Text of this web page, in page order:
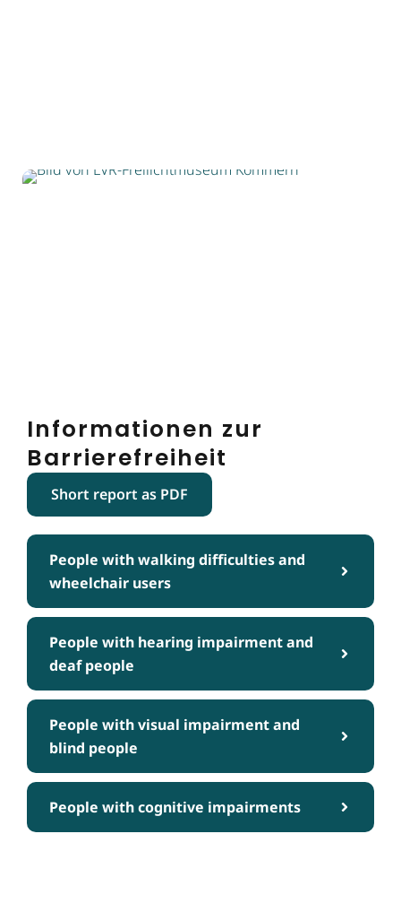
Informationen zur
Barrierefreiheit
Short report as PDF
People with walking difficulties and
wheelchair users
People with hearing impairment and
deaf people
People with visual impairment and
blind people
People with cognitive impairments